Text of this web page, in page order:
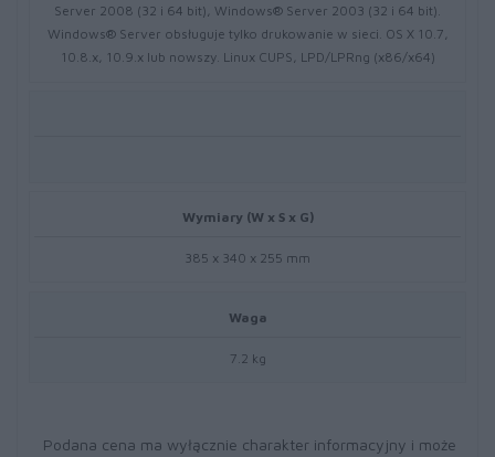
Server 2008 (32 i 64 bit), Windows® Server 2003 (32 i 64 bit).
Windows® Server obsługuje tylko drukowanie w sieci. OS X 10.7,
10.8.x, 10.9.x lub nowszy. Linux CUPS, LPD/LPRng (x86/x64)
Wymiary (W x S x G)
385 x 340 x 255 mm
Waga
7.2 kg
Podana cena ma wyłącznie charakter informacyjny i może